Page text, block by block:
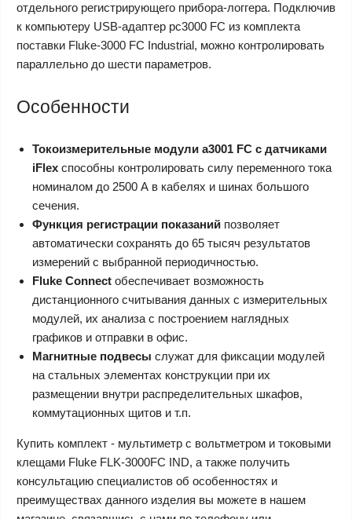
отдельного регистрирующего прибора-логгера. Подключив
к компьютеру USB-адаптер pc3000 FC из комплекта
поставки Fluke-3000 FC Industrial, можно контролировать
параллельно до шести параметров.
Особенности
Токоизмерительные модули a3001 FC с датчиками
iFlex способны контролировать силу переменного тока
номиналом до 2500 А в кабелях и шинах большого
сечения.
Функция регистрации показаний позволяет
автоматически сохранять до 65 тысяч результатов
измерений с выбранной периодичностью.
Fluke Connect обеспечивает возможность
дистанционного считывания данных с измерительных
модулей, их анализа с построением наглядных
графиков и отправки в офис.
Магнитные подвесы служат для фиксации модулей
на стальных элементах конструкции при их
размещении внутри распределительных шкафов,
коммутационных щитов и т.п.
Купить комплект - мультиметр с вольтметром и токовыми
клещами Fluke FLK-3000FC IND, а также получить
консультацию специалистов об особенностях и
преимуществах данного изделия вы можете в нашем